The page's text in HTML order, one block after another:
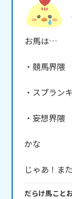
お馬は…
・競馬界隈
・スプラン
・妄想界隈
かな
じゃあ！ま
だらけ馬こと